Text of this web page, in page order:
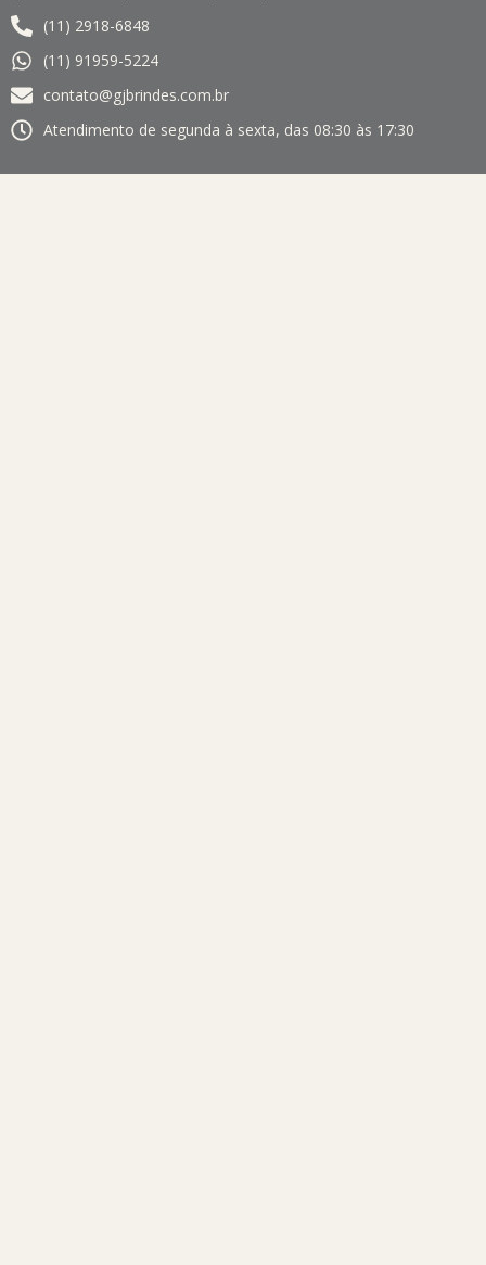
(11) 2918-6848
(11) 91959-5224
contato@gjbrindes.com.br
Atendimento de segunda à sexta, das 08:30 às 17:30